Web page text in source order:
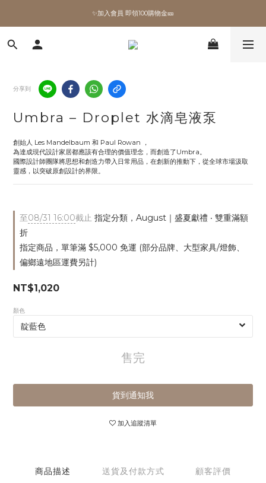
✨加入會員 即領100購物金🎫
✨加入會員 即領100購物金🎫
全館滿額現折🔥
✨加入會員 即領100購物金🎫
分享到
Umbra – Droplet 水滴皂液泵
創始人 Les Mandelbaum 和 Paul Rowan ，
為達成現代設計家居都應該有合理的價值理念，而創造了Umbra。
國際設計師團隊將思想和創造力帶入日常用品，在創新的推動下，從全球市場汲取
靈感，以突破原創設計的界限。
至08/31 16:00截止 指定分類，August｜盛夏獻禮 ‧ 雙重滿額
折
指定商品，單筆滿 $5,000 免運 (部分品牌、大型家具/燈飾、
偏鄉遠地區運費另計)
NT$1,020
顏色
售完
貨到通知我
加入追蹤清單
商品描述 送貨及付款方式 顧客評價